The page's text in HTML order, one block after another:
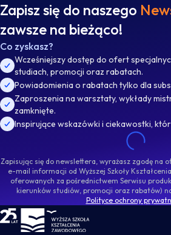
Zapisz się do naszego
zawsze na bieżąco!
Co zyskasz?
Wcześniejszy dostęp do ofert
studiach, promocji oraz rabatach.
Powiadomienia o rabatach tylko dla
Zaproszenia na warsztaty, wykłady
zamknięte.
Inspirujące wskazówki i ciekawostki,
Zapisując się do newslettera, wyrażasz zgodę na
e-mail informacji od Wyższej Szkoły
oferowanych za pośrednictwem Serwisu
kierunków studiów, promocji oraz rabatów)
Polityce ochrony
WSKZ - strona główna